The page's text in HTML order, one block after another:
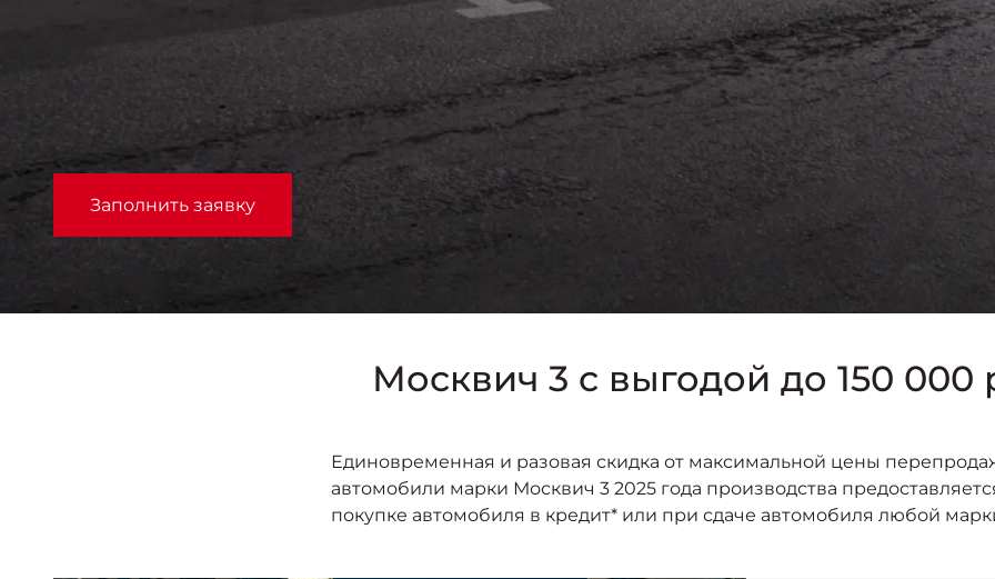
Заполнить заявку
Москвич 3 с выгодой до 150 000
Единовременная и разовая скидка от максимальной цены
автомобили марки Москвич 3 2025 года производства
покупке автомобиля в кредит* или при сдаче автомобиля любой